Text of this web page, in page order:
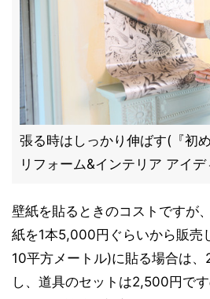
張る時はしっかり伸ばす(『初
リフォーム&インテリア アイ
壁紙を貼るときのコストですが
紙を1本5,000円ぐらいから販売
10平方メートル)に貼る場合は
し、道具のセットは2,500円で